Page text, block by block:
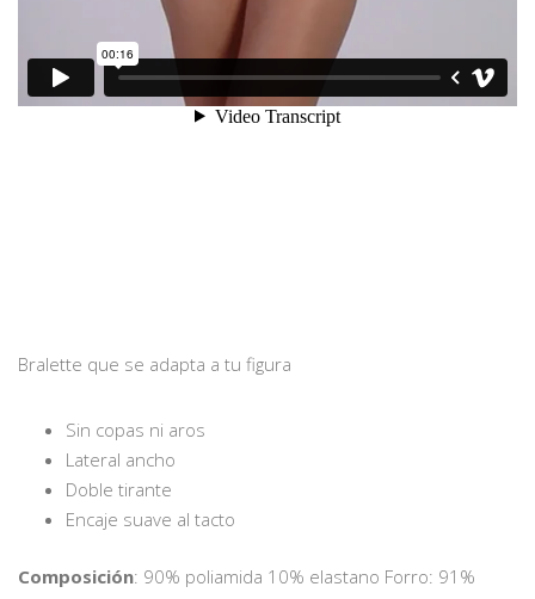
Bralette que se adapta a tu figura
Sin copas ni aros
Lateral ancho
Doble tirante
Encaje suave al tacto
Composición: 90% poliamida 10% elastano Forro: 91%